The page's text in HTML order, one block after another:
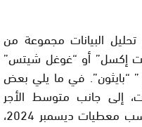
البيانات مجموعة من
إكسل” أو “غوغل شيتس”
” “بايثون”. في ما يلي بعض
إلى جانب متوسط الأجر
الأساسي في الولايات المتحدة بحسب معطيات ديسمبر 2024،